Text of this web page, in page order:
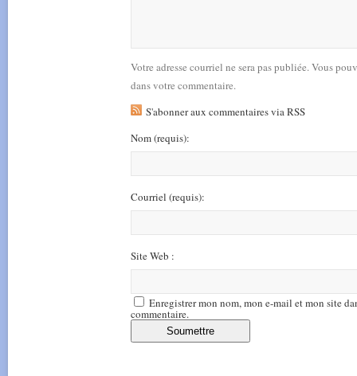
Votre adresse courriel ne sera pas publiée. Vous
dans votre commentaire.
S'abonner aux commentaires via RSS
Nom(requis):
Courriel (requis):
Site Web :
Enregistrer mon nom, mon e-mail et mon site
commentaire.